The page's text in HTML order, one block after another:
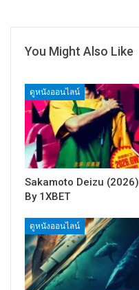
You Might Also Like
ดูหนังออนไลน์
Sakamoto Deizu (2026)
By 1XBET
ดูหนังออนไลน์